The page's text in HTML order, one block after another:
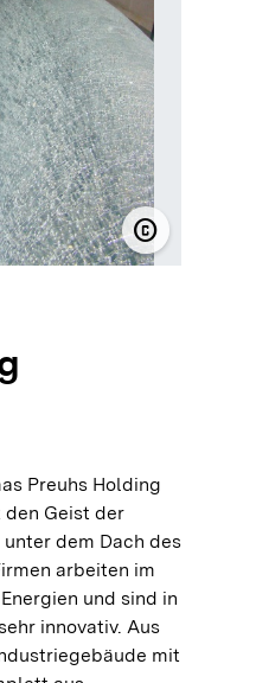
copyright© Thomas
Preuhs Holding
Geist der
dem Dach des
arbeiten im
und sind in
innovativ. Aus
mit